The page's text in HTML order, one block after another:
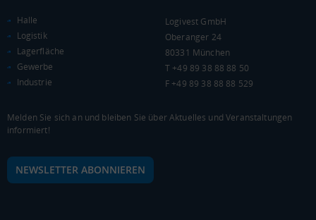
Halle
Logistik
Lagerfläche
Gewerbe
Industrie
Logivest GmbH
Oberanger 24
80331 München
T +49 89 38 88 88 50
F +49 89 38 88 88 529
Melden Sie sich an und bleiben Sie über Aktuelles und Veranstaltungen
informiert!
NEWSLETTER ABONNIEREN